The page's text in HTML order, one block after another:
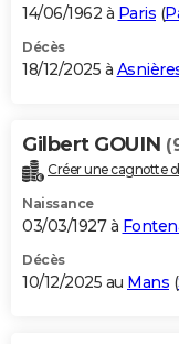
14/06/1962 à Paris (
Décès
18/12/2025 à
Gilbert GOUIN
Créer une cagnotte
Naissance
03/03/1927 à
Décès
10/12/2025 au Mans (